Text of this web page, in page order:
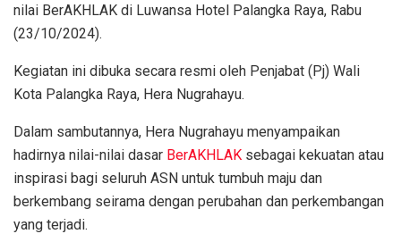
nilai BerAKHLAK di Luwansa Hotel Palangka Raya, Rabu
(23/10/2024).
Kegiatan ini dibuka secara resmi oleh Penjabat (Pj) Wali
Kota Palangka Raya, Hera Nugrahayu.
Dalam sambutannya, Hera Nugrahayu menyampaikan
hadirnya nilai-nilai dasar BerAKHLAK sebagai kekuatan atau
inspirasi bagi seluruh ASN untuk tumbuh maju dan
berkembang seirama dengan perubahan dan perkembangan
yang terjadi.